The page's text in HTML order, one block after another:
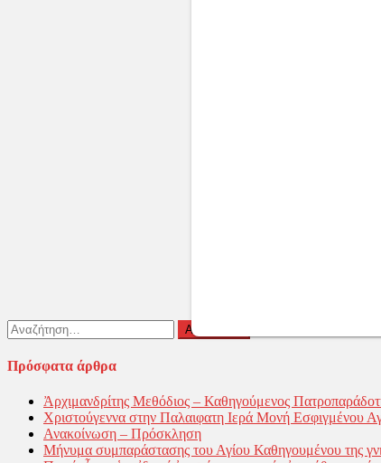
Αναζήτηση
για:
Πρόσφατα άρθρα
Ἀρχιμανδρίτης Μεθόδιος – Καθηγούμενος
Χριστούγεννα στην Παλαιφατη Ιερά Μονή Εσφιγμένου
Ανακοίνωση – Πρόσκληση
Μήνυμα συμπαράστασης του Αγίου Καθηγουμένου της